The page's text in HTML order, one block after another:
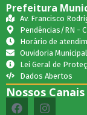
Prefeitura
Av. Francisco
Pendências/RN -
Horário de
Ouvidoria Municipal
Lei Geral de
Dados Abertos
Nossos Canais